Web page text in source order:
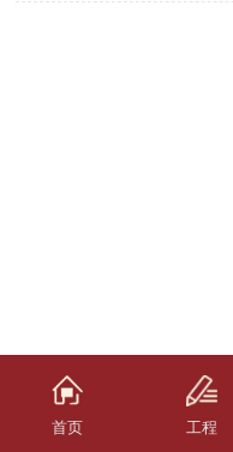
首页 工程